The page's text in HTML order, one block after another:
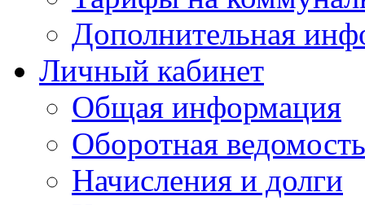
Дополнительная
Личный кабинет
Общая информация
Оборотная ведомость
Начисления и долги